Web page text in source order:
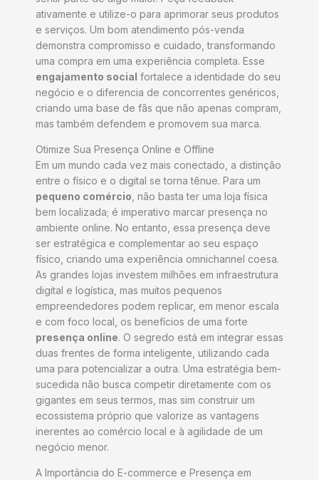
ativamente e utilize-o para aprimorar seus produtos
e serviços. Um bom atendimento pós-venda
demonstra compromisso e cuidado, transformando
uma compra em uma experiência completa. Esse
engajamento social fortalece a identidade do seu
negócio e o diferencia de concorrentes genéricos,
criando uma base de fãs que não apenas compram,
mas também defendem e promovem sua marca.
Otimize Sua Presença Online e Offline
Em um mundo cada vez mais conectado, a distinção
entre o físico e o digital se torna tênue. Para um
pequeno comércio , não basta ter uma loja física
bem localizada; é imperativo marcar presença no
ambiente online. No entanto, essa presença deve
ser estratégica e complementar ao seu espaço
físico, criando uma experiência omnichannel coesa.
As grandes lojas investem milhões em infraestrutura
digital e logística, mas muitos pequenos
empreendedores podem replicar, em menor escala
e com foco local, os benefícios de uma forte
presença online. O segredo está em integrar essas
duas frentes de forma inteligente, utilizando cada
uma para potencializar a outra. Uma estratégia bem-
sucedida não busca competir diretamente com os
gigantes em seus termos, mas sim construir um
ecossistema próprio que valorize as vantagens
inerentes ao comércio local e à agilidade de um
negócio menor.
A Importância do E-commerce e Presença em